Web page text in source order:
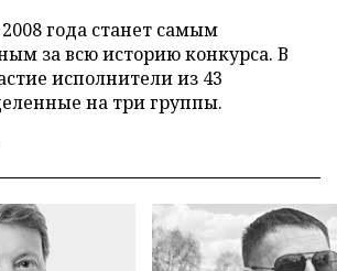
года станет самым
за всю историю конкурса. В
исполнители из 43
на три группы.